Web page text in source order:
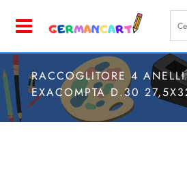
RACCOGLITORE 4
EXACOMPTA D.30